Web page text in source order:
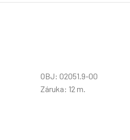
OBJ: 02051.9-00
Záruka: 12 m.